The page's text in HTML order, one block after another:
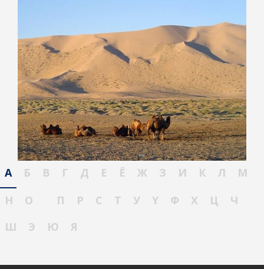
А Б В Г Д Е Ё Ж З И К Л
М
Н
О П Р С Т У Ү Ф Х Ц
Ч
Ш
Э Ю Я